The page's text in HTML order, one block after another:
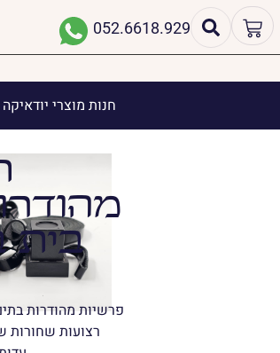
052.6618.929
חנות מוצרי
בית
פרשיות מהודרות
רצועות שחורות